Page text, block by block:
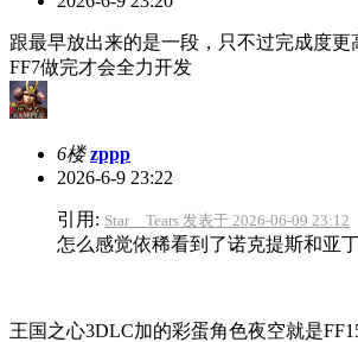
跟最早放出来的是一段，只不过完成度更
FF7做完才会全力开发
6楼 zppp
2026-6-9 23:22
引用: Star__Tears 发表于 2026-06-09 23:12
怎么感觉依稀看到了诺克提斯和亚
王国之心3DLC加的彩蛋角色夜空就是